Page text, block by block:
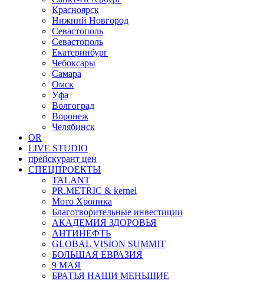
Красноярск
Нижний Новгород
Севастополь
Севастополь
Екатеринбург
Чебоксары
Самара
Омск
Уфа
Волгоград
Воронеж
Челябинск
OR
LIVE STUDIO
прейскурант цен
СПЕЦПРОЕКТЫ
TALANT
PR.METRIC & kernel
Мото Хроника
Благотворительные инвестиции
АКАДЕМИЯ ЗДОРОВЬЯ
АНТИНЕФТЬ
GLOBAL VISION SUMMIT
БОЛЬШАЯ ЕВРАЗИЯ
9 МАЯ
БРАТЬЯ НАШИ МЕНЬШИЕ